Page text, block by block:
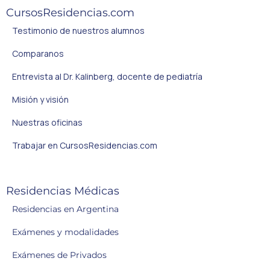
CursosResidencias.com
Testimonio de nuestros alumnos
Comparanos
Entrevista al Dr. Kalinberg, docente de pediatría
Misión y visión
Nuestras oficinas
Trabajar en CursosResidencias.com
Residencias Médicas
Residencias en Argentina
Exámenes y modalidades
Exámenes de Privados